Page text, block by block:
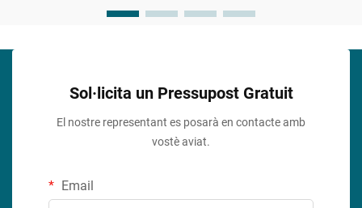
Sol·licita un Pressupost Gratuit
El nostre representant es posarà en contacte amb
vostè aviat.
Email